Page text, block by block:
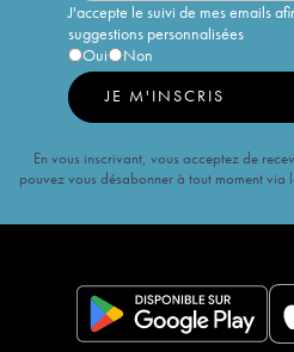
J'accepte le suivi de mes emails
suggestions personnalisées
Oui
Non
JE M'INSCRIS
En vous inscrivant, vous acceptez de
pouvez vous désabonner à tout moment via